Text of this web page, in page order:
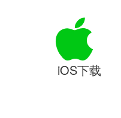
iOS下载